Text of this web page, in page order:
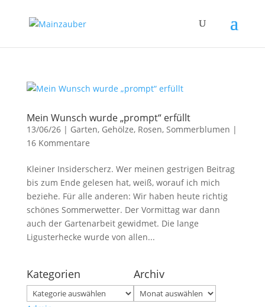
Mein Wunsch wurde „prompt“ erfüllt
13/06/26| Garten, Gehölze, Rosen, Sommerblumen |
16 Kommentare
Kleiner Insiderscherz. Wer meinen gestrigen Beitrag
bis zum Ende gelesen hat, weiß, worauf ich mich
beziehe. Für alle anderen: Wir haben heute richtig
schönes Sommerwetter. Der Vormittag war dann
auch der Gartenarbeit gewidmet. Die lange
Ligusterhecke wurde von allen...
Kategorien
Kategorien
Archiv
Archiv